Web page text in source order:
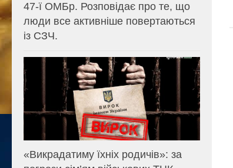
47-ї ОМБр. Розповідає про те, що
люди все активніше повертаються
із СЗЧ.
«Викрадатиму їхніх родичів»: за